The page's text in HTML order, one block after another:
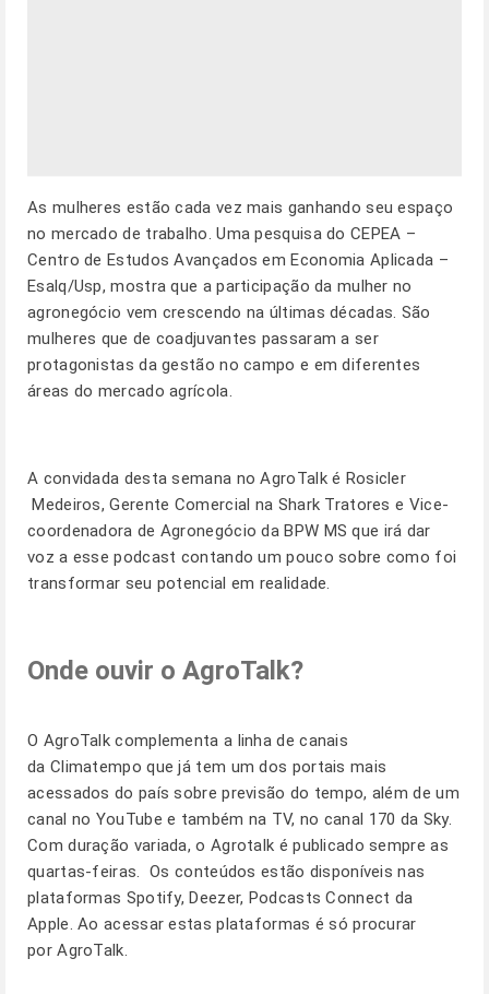
As mulheres estão cada vez mais ganhando seu espaço
no mercado de trabalho. Uma pesquisa do CEPEA –
Centro de Estudos Avançados em Economia Aplicada –
Esalq/Usp, mostra que a participação da mulher no
agronegócio vem crescendo na últimas décadas. São
mulheres que de coadjuvantes passaram a ser
protagonistas da gestão no campo e em diferentes
áreas do mercado agrícola.
A convidada desta semana no AgroTalk é Rosicler
Medeiros, Gerente Comercial na Shark Tratores e Vice-
coordenadora de Agronegócio da BPW MS que irá dar
voz a esse podcast contando um pouco sobre como foi
transformar seu potencial em realidade.
Onde ouvir o AgroTalk?
O AgroTalk complementa a linha de canais
da Climatempo que já tem um dos portais mais
acessados do país sobre previsão do tempo, além de um
canal no YouTube e também na TV, no canal 170 da Sky.
Com duração variada, o Agrotalk é publicado sempre as
quartas-feiras. Os conteúdos estão disponíveis nas
plataformas Spotify, Deezer, Podcasts Connect da
Apple. Ao acessar estas plataformas é só procurar
por AgroTalk.